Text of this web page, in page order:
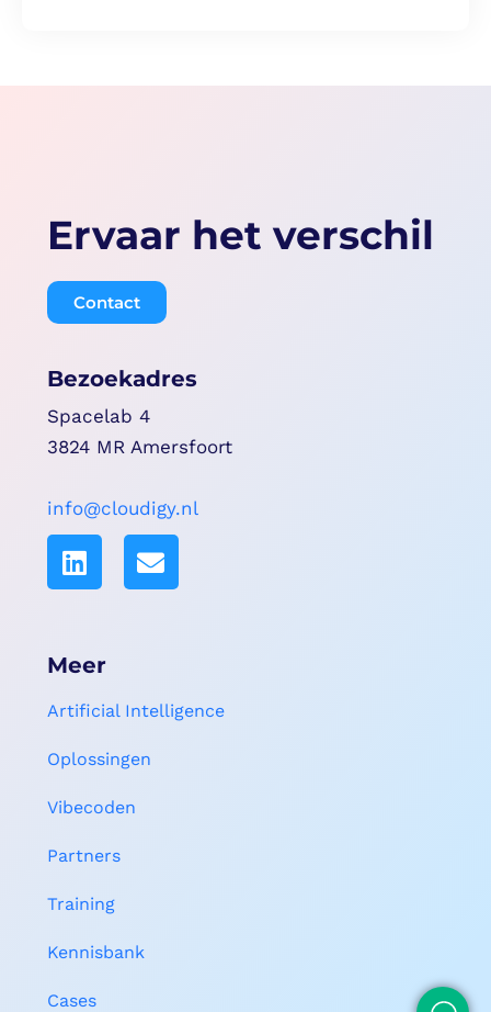
Ervaar het verschil
Contact
Bezoekadres
Spacelab 4
3824 MR Amersfoort
info@cloudigy.nl
Meer
Artificial Intelligence
Oplossingen
Vibecoden
Partners
Training
Kennisbank
Cases